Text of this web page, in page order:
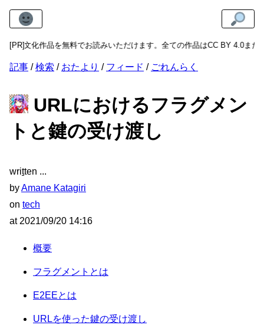
[PR]
作品を無料でお読みいただけます。全ての作品はCC BY 4.0またはCC0
記事 検索 おたより フィード ごれんらく
URLにおけるフラグメン
トと鍵の受け渡し
written
byAmane Katagiri
on tech
at 2021/09/20 14:16
概要
フラグメントとは
E2EEとは
URLを使った鍵の受け渡し